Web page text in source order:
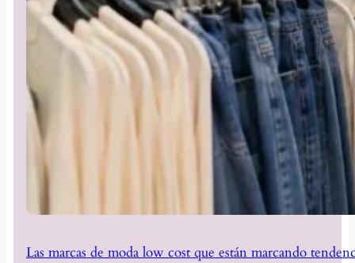
Las marcas de moda low cost que están marcando